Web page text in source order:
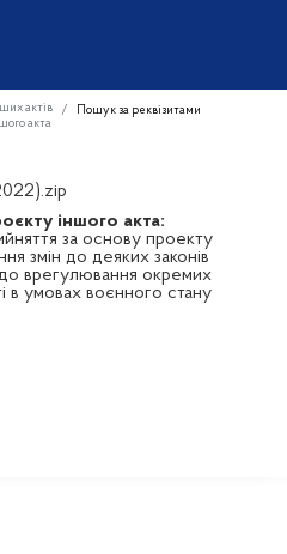
актів
Пошук за реквізитами
акта
іншого акта:
за основу проекту
змін до деяких законів
врегулювання окремих
в умовах воєнного стану